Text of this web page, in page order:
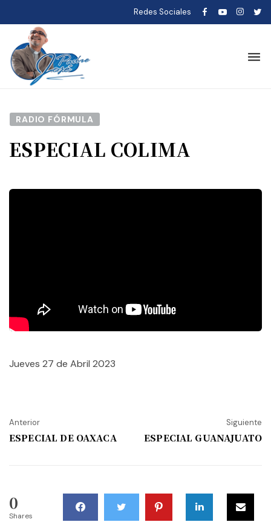
Redes Sociales
RADIO FÓRMULA
ESPECIAL COLIMA
Jueves 27 de Abril 2023
Anterior
ESPECIAL DE OAXACA
Siguiente
ESPECIAL GUANAJUATO
0
Shares